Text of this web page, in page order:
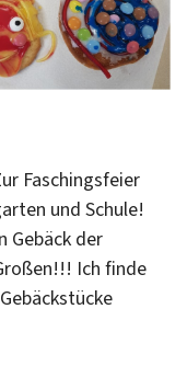
Faschingsfeier
und Schule!
Gebäck der
Ich finde